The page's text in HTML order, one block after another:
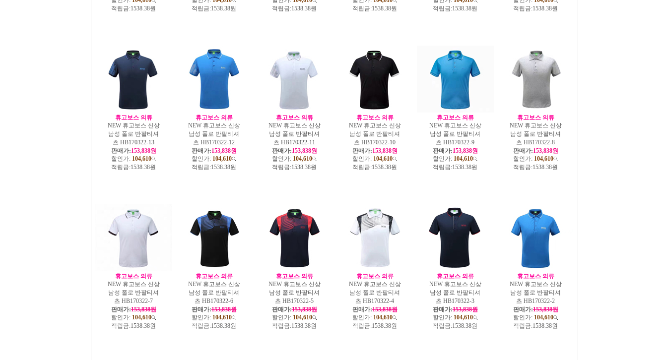
적립금:1538.38원
적립금:1538.38원
적립금:1538.38원
적립금:1538.38원
적립금:1538.38원
적립금:1538.38원
휴고보스 의류
NEW 휴고보스 신상
남성 폴로 반팔티셔
츠 HB170322-13
판매가:153,838원
할인가: 104,610
적립금:1538.38원
휴고보스 의류
NEW 휴고보스 신상
남성 폴로 반팔티셔
츠 HB170322-12
판매가:153,838원
할인가: 104,610
적립금:1538.38원
휴고보스 의류
NEW 휴고보스 신상
남성 폴로 반팔티셔
츠 HB170322-11
판매가:153,838원
할인가: 104,610
적립금:1538.38원
휴고보스 의류
NEW 휴고보스 신상
남성 폴로 반팔티셔
츠 HB170322-10
판매가:153,838원
할인가: 104,610
적립금:1538.38원
휴고보스 의류
NEW 휴고보스 신상
남성 폴로 반팔티셔
츠 HB170322-9
판매가:153,838원
할인가: 104,610
적립금:1538.38원
휴고보스 의류
NEW 휴고보스 신상
남성 폴로 반팔티셔
츠 HB170322-8
판매가:153,838원
할인가: 104,610
적립금:1538.38원
휴고보스 의류
NEW 휴고보스 신상
남성 폴로 반팔티셔
츠 HB170322-7
판매가:153,838원
할인가: 104,610
적립금:1538.38원
휴고보스 의류
NEW 휴고보스 신상
남성 폴로 반팔티셔
츠 HB170322-6
판매가:153,838원
할인가: 104,610
적립금:1538.38원
휴고보스 의류
NEW 휴고보스 신상
남성 폴로 반팔티셔
츠 HB170322-5
판매가:153,838원
할인가: 104,610
적립금:1538.38원
휴고보스 의류
NEW 휴고보스 신상
남성 폴로 반팔티셔
츠 HB170322-4
판매가:153,838원
할인가: 104,610
적립금:1538.38원
휴고보스 의류
NEW 휴고보스 신상
남성 폴로 반팔티셔
츠 HB170322-3
판매가:153,838원
할인가: 104,610
적립금:1538.38원
휴고보스 의류
NEW 휴고보스 신상
남성 폴로 반팔티셔
츠 HB170322-2
판매가:153,838원
할인가: 104,610
적립금:1538.38원